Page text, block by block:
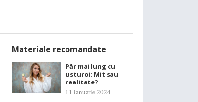
Materiale recomandate
Păr mai lung cu
usturoi: Mit sau
realitate?
11 ianuarie 2024